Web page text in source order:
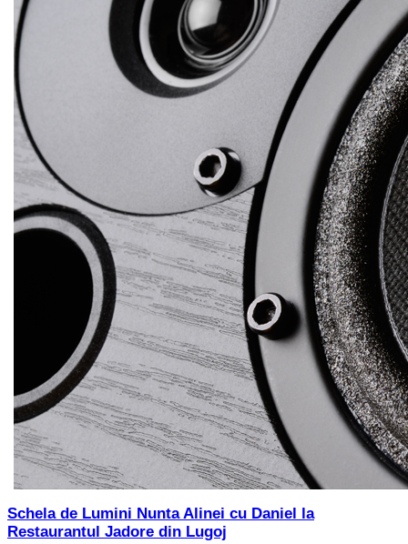
Schela de Lumini Nunta Alinei cu Daniel la
Restaurantul Jadore din Lugoj